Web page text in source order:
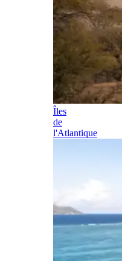
Îles
de
l'Atlantique